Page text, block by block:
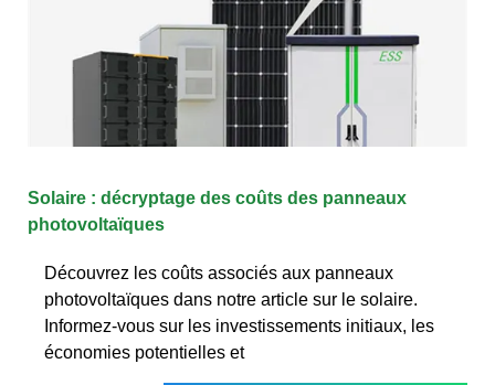
Solaire : décryptage des coûts des panneaux
photovoltaïques
Découvrez les coûts associés aux panneaux
photovoltaïques dans notre article sur le solaire.
Informez-vous sur les investissements initiaux, les
économies potentielles et